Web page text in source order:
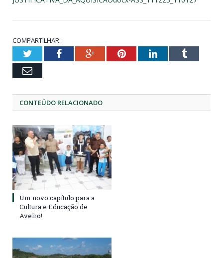
COMPARTILHAR:
TwitterFacebookGoogle+PinterestLinkedInTumblr
Email
CONTEÚDO RELACIONADO
Um novo capítulo para a
Cultura e Educação de
Aveiro!